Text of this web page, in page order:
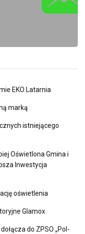
EKO Latarnia
marką
istniejącego
Oświetlona Gmina i
Inwestycja
oświetlenia
Glamox
do ZPSO „Pol-